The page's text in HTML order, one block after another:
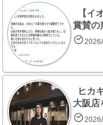
【イ
賞賛の
ヒカ
大阪